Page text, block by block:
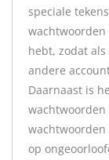
speciale
hebt, zodat
andere
Daarnaast is
op